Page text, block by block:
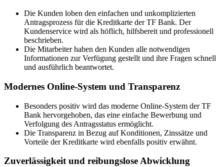
Die Kunden loben den einfachen und unkomplizierten
Antragsprozess für die Kreditkarte der TF Bank. Der
Kundenservice wird als höflich, hilfsbereit und professionell
beschrieben.
Die Mitarbeiter haben den Kunden alle notwendigen
Informationen zur Verfügung gestellt und ihre Fragen schnell
und ausführlich beantwortet.
Modernes Online-System und Transparenz
Besonders positiv wird das moderne Online-System der TF
Bank hervorgehoben, das eine einfache Bewerbung und
Verfolgung des Antragsstatus ermöglicht.
Die Transparenz in Bezug auf Konditionen, Zinssätze und
Vorteile der Kreditkarte wird ebenfalls positiv erwähnt.
Zuverlässigkeit und reibungslose Abwicklung